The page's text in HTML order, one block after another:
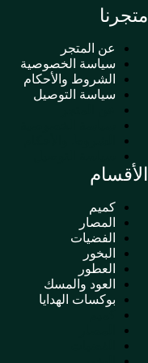
متجرنا
عن المتجر
سياسة الخصوصية
الشروط والأحكام
سياسة التوصيل
الأقسام
كميم
المصار
الفضيات
البخور
العطور
العود والمسك
بوكسات الهدايا